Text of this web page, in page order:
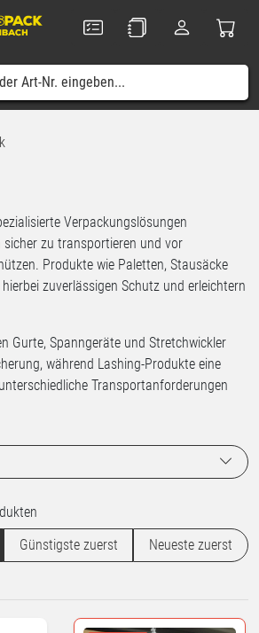
Verpackungslösungen
sicher zu transportieren und vor
Produkte wie Paletten, Stausäcke
zuverlässigen Schutz und erleichtern
Gurte, Spanngeräte und Stretchwickler
während Lashing-Produkte eine
Transportanforderungen
Günstigste zuerst Neueste zuerst